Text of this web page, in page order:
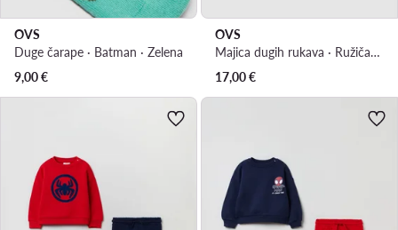
OVS
Duge čarape · Batman · Zelena
9,00€
OVS
Majica dugih rukava · Ružičasta
17,00€